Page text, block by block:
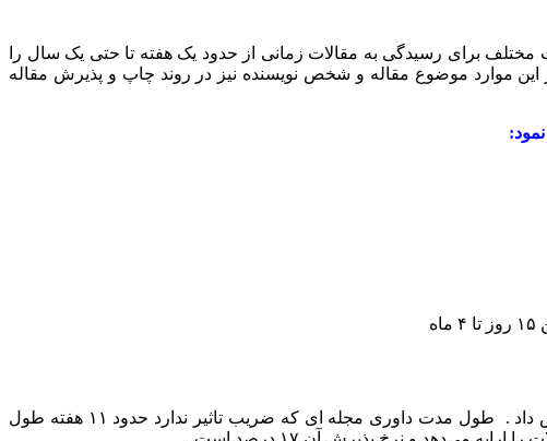
برای رسیدگی به مقالات زمانی از حدود یک هفته تا حتی یک سال را
بیش از ۷ ماه تا شاید یک سال باید صبر کنید. جدا از این موارد موضوع مقاله و شخص نویسنده نیز در روند چاپ و پذیرش مقاله
مجلات علمی پروسه ی داوری یک تا دوماهه را خواهند داشت .در بخی مجلات میتوان با رایزنی های موثر این پروسه را کمی کاهش داد . طول مدت داوری مجله ای که ضریب تاثیر ندارد حدود ۱۱ هفته طول